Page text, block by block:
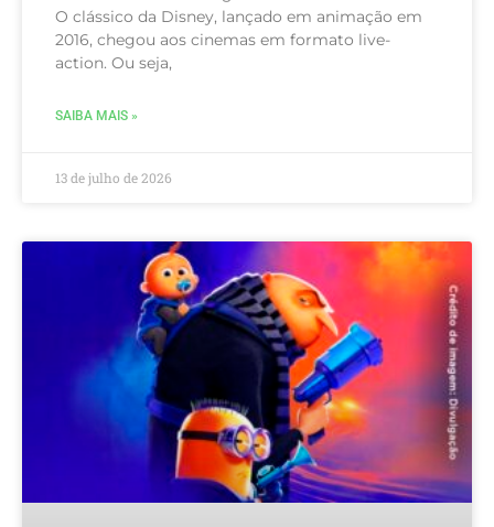
O clássico da Disney, lançado em animação em
2016, chegou aos cinemas em formato live-
action. Ou seja,
SAIBA MAIS »
13 de julho de 2026